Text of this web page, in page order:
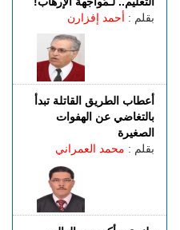
بقلم : أحمد إفزارن
أعطاب الطريق القاتلة تبدأ
بالتغاضي عن الهفوات
الصغيرة
بقلم : محمد العمراني